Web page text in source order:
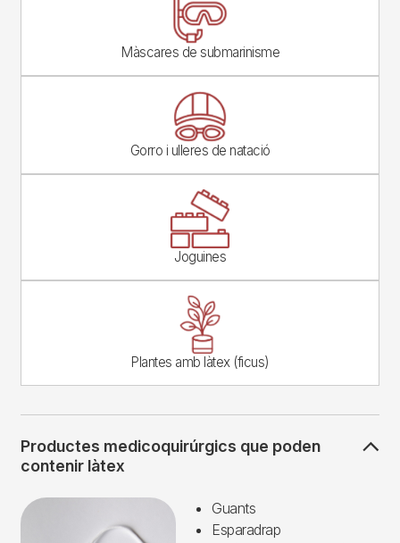
Màscares de submarinisme
Image
Gorro i ulleres de natació
Image
Joguines
Image
Plantes amb làtex (ficus)
Productes medicoquirúrgics que poden
contenir làtex
Imagen
Guants
Esparadrap